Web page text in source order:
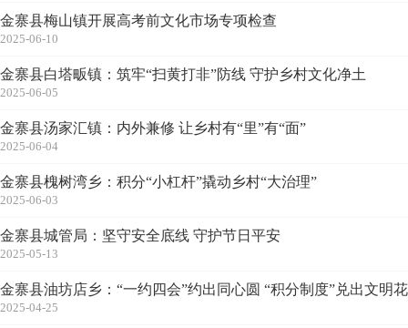
金寨县梅山镇开展高考前文化市场专项检查
2025-06-10
金寨县白塔畈镇：筑牢“扫黄打非”防线 守护乡村文化净土
2025-06-05
金寨县汤家汇镇：内外兼修 让乡村有“里”有“面”
2025-06-04
金寨县槐树湾乡：积分“小杠杆”撬动乡村“大治理”
2025-06-03
金寨县城管局：坚守安全底线 守护节日平安
2025-05-13
金寨县油坊店乡：“一约四会”约出同心圆 “积分制度”兑出文明花
2025-04-25